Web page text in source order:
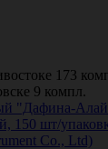
173
9 компл.
"Дафина-
150 шт/
Co., Ltd)